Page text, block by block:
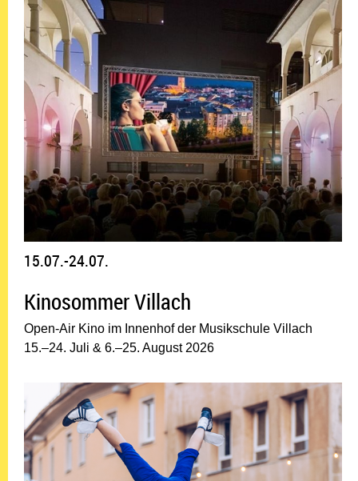
15.07.-24.07.
Kinosommer Villach
Open-Air Kino im Innenhof der Musikschule Villach
15.–24. Juli & 6.–25. August 2026